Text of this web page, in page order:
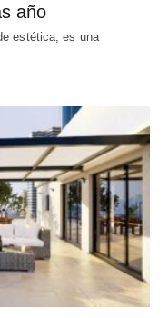
año
estética; es una